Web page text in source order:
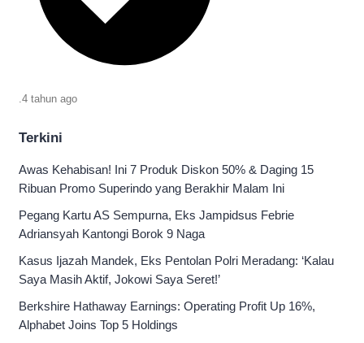
.4 tahun ago
Terkini
Awas Kehabisan! Ini 7 Produk Diskon 50% & Daging 15
Ribuan Promo Superindo yang Berakhir Malam Ini
Pegang Kartu AS Sempurna, Eks Jampidsus Febrie
Adriansyah Kantongi Borok 9 Naga
Kasus Ijazah Mandek, Eks Pentolan Polri Meradang: ‘Kalau
Saya Masih Aktif, Jokowi Saya Seret!’
Berkshire Hathaway Earnings: Operating Profit Up 16%,
Alphabet Joins Top 5 Holdings